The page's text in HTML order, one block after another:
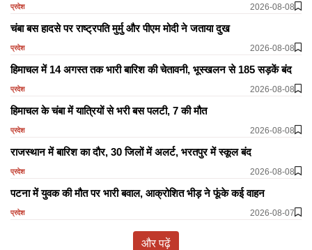
प्रदेश 2026-08-08
चंबा बस हादसे पर राष्ट्रपति मुर्मु और पीएम मोदी ने जताया दुख
प्रदेश 2026-08-08
हिमाचल में 14 अगस्त तक भारी बारिश की चेतावनी, भूस्खलन से 185 सड़कें बंद
प्रदेश 2026-08-08
हिमाचल के चंबा में यात्रियों से भरी बस पलटी, 7 की मौत
प्रदेश 2026-08-08
राजस्थान में बारिश का दौर, 30 जिलों में अलर्ट, भरतपुर में स्कूल बंद
प्रदेश 2026-08-08
पटना में युवक की मौत पर भारी बवाल, आक्रोशित भीड़ ने फूंके कई वाहन
प्रदेश 2026-08-07
और पढ़ें